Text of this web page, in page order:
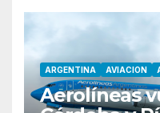
ARGENTINA AVIACION
Aerolíneas